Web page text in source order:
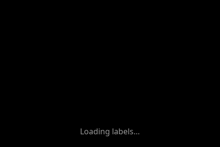
Loading labels…